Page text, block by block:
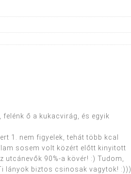
felénk ő a kukacvirág, és egyik
1. nem figyelek, tehát több kcal
sosem volt közért előtt kinyitott
90%-a kövér! :) Tudom,
lányok biztos csinosak vagytok! :)))